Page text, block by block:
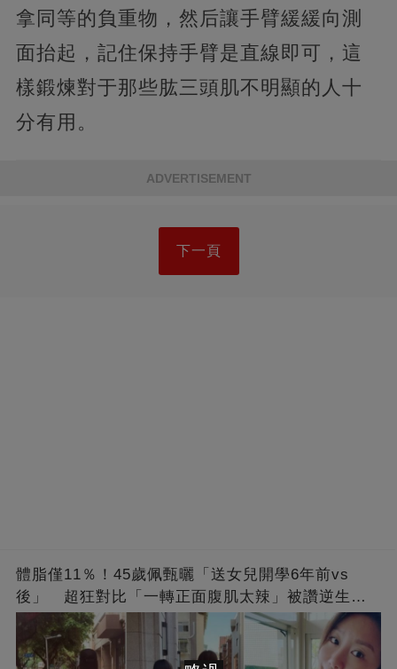
拿同等的負重物，然后讓手臂緩緩向測
面抬起，記住保持手臂是直線即可，這
樣鍛煉對于那些肱三頭肌不明顯的人十
分有用。
ADVERTISEMENT
下一頁
體脂僅11％！45歲佩甄曬「送女兒開學6年前vs
後」 超狂對比「一轉正面腹肌太辣」被讚逆生
長：媽媽變姊姊❤